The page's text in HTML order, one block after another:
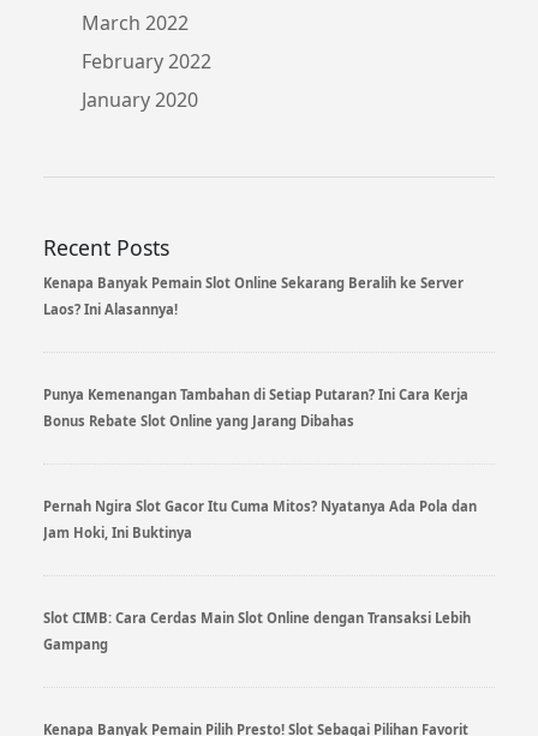
March 2022
February 2022
January 2020
Recent Posts
Kenapa Banyak Pemain Slot Online Sekarang Beralih ke Server
Laos? Ini Alasannya!
Punya Kemenangan Tambahan di Setiap Putaran? Ini Cara Kerja
Bonus Rebate Slot Online yang Jarang Dibahas
Pernah Ngira Slot Gacor Itu Cuma Mitos? Nyatanya Ada Pola dan
Jam Hoki, Ini Buktinya
Slot CIMB: Cara Cerdas Main Slot Online dengan Transaksi Lebih
Gampang
Kenapa Banyak Pemain Pilih Presto! Slot Sebagai Pilihan Favorit